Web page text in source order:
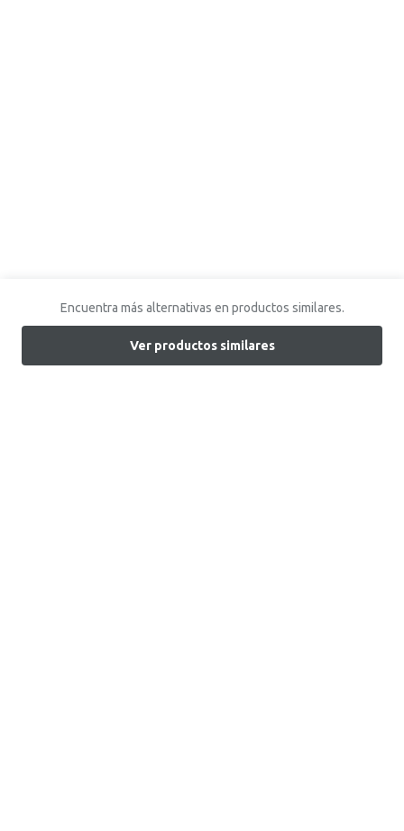
Encuentra más alternativas en productos similares.
Ver productos similares